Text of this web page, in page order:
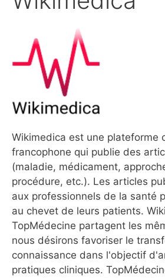
Wikimedica est une plateforme
francophone qui publie des
(maladie, médicament,
procédure, etc.). Les articles
aux professionnels de la santé
au chevet de leurs patients.
TopMédecine partagent les
nous désirons favoriser le
connaissance dans l'objectif
pratiques cliniques.